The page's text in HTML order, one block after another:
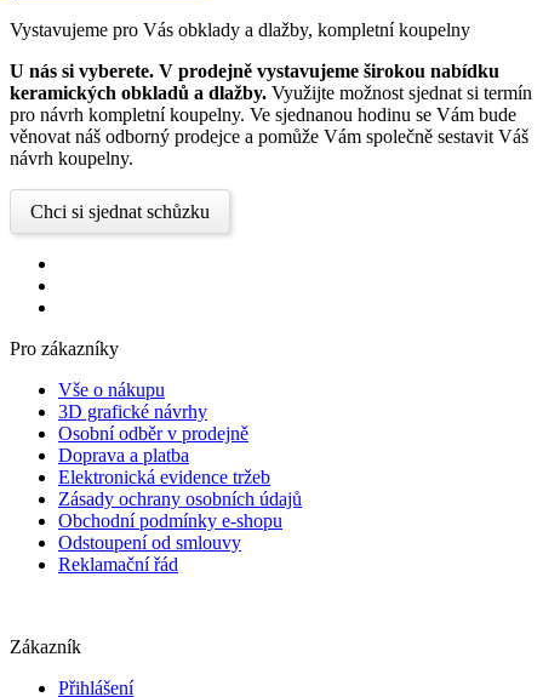
Vystavujeme pro Vás obklady a dlažby, kompletní koupelny
U nás si vyberete. V prodejně vystavujeme širokou nabídku
keramických obkladů a dlažby. Využijte možnost sjednat si termín
pro návrh kompletní koupelny. Ve sjednanou hodinu se Vám bude
věnovat náš odborný prodejce a pomůže Vám společně sestavit Váš
návrh koupelny.
Chci si sjednat schůzku
Pro zákazníky
Vše o nákupu
3D grafické návrhy
Osobní odběr v prodejně
Doprava a platba
Elektronická evidence tržeb
Zásady ochrany osobních údajů
Obchodní podmínky e-shopu
Odstoupení od smlouvy
Reklamační řád
Zákazník
Přihlášení